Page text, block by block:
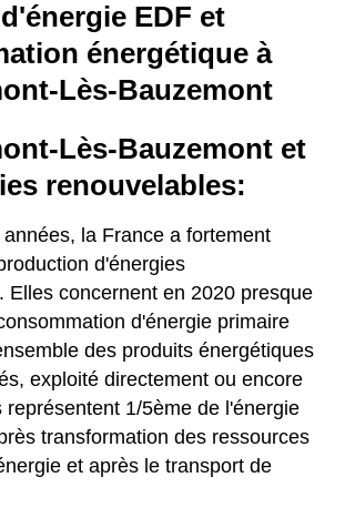
EDF et
énergétique à
Lès-Bauzemont
Lès-Bauzemont et
renouvelables:
la France a fortement
d'énergies
Elles concernent en 2020 presque
d'énergie primaire
des produits énergétiques
exploité directement ou encore
représentent 1/5ème de l'énergie
transformation des ressources
et après le transport de